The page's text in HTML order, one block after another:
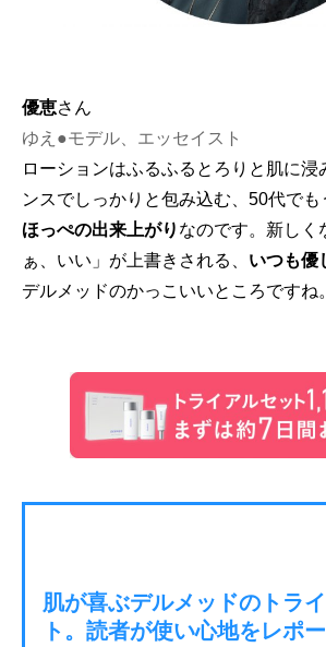
優恵さん
ゆえ●モデル、エッセイスト
ローションはふるふるとろりと肌に浸
ンスでしっかりと包み込む、50代でも
ほっぺの出来上がり なのです。新しく
ぁ、いい」が上書きされる、 いつも優
デルメッドのかっこいいところですね。
肌が喜ぶデルメッドのトラ
ト。読者が使い心地をレポー